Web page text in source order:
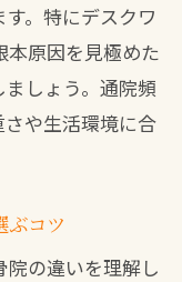
トレッチの方
アと接骨院活
改善を提案
骨院の指導
指すポイント
。特にデスクワ
本原因を見極めた
しょう。通院頻
や生活環境に合
ぶコツ
の違いを理解し